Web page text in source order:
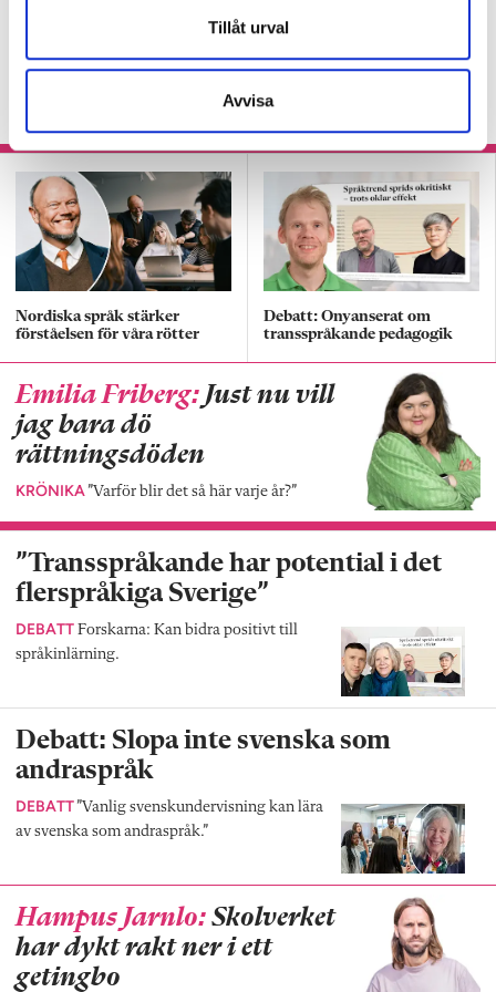
Tillåt urval
Avvisa
Tydliga delmål kan få
igång elevernas läsning
Svenskläraren om hur han fick eleven
Nordiska språk stärker
förståelsen för våra rötter
Debatt: Onyanserat om
transspråkande pedagogik
Emilia Friberg: Just nu vill
jag bara dö
rättningsdöden
KRÖNIKA ”Varför blir det så här varje år?”
”Transspråkande har potential i det
flerspråkiga Sverige”
DEBATT Forskarna: Kan bidra positivt till
språkinlärning.
Debatt: Slopa inte svenska som
andraspråk
DEBATT”Vanlig svenskundervisning kan lära
av svenska som andraspråk.”
Hampus Jarnlo: Skolverket
har dykt rakt ner i ett
getingbo